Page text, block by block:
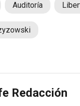
Auditoría
Redacción